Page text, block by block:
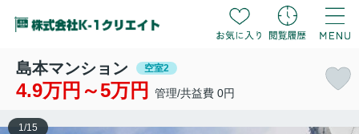
島本マンション 空室2
4.9万円～5万円 管理/共益費 0円
1 /15